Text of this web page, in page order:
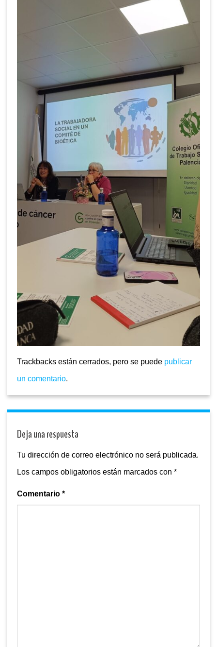
Trackbacks están cerrados, pero se puede publicar
un comentario.
Deja una respuesta
Tu dirección de correo electrónico no será publicada.
Los campos obligatorios están marcados con *
Comentario *